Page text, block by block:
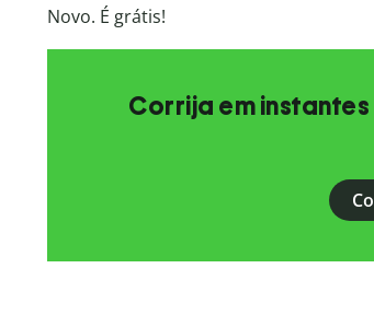
Novo. É grátis!
Corrija em